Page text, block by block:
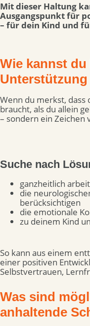
Mit dieser Haltung
Ausgangspunkt für
– für dein Kind und
Wie kannst
Wenn du merkst,
braucht, als du allein
– sondern ein Zeichen
Suche nach
ganzheitlich
die
berücksichtigen
die emotionale
zu deinem Kind
So kann aus einem
einer positiven
Selbstvertrauen,
Was sind
anhaltende